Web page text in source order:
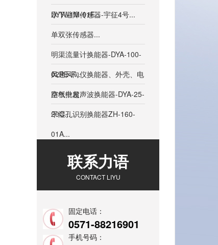
DYW-1M-01F...
水下避障传感器-宇征4号...
单双张传感器...
明渠流量计换能器-DYA-100-
02PE-F...
风速风向仪换能器、外壳、电
路板批发...
空气中超声波换能器-DYA-25-
20C...
干湿孔识别换能器ZH-160-
01A...
联系力语
CONTACT LIYU
固定电话：
0571-88216901
手机号码：